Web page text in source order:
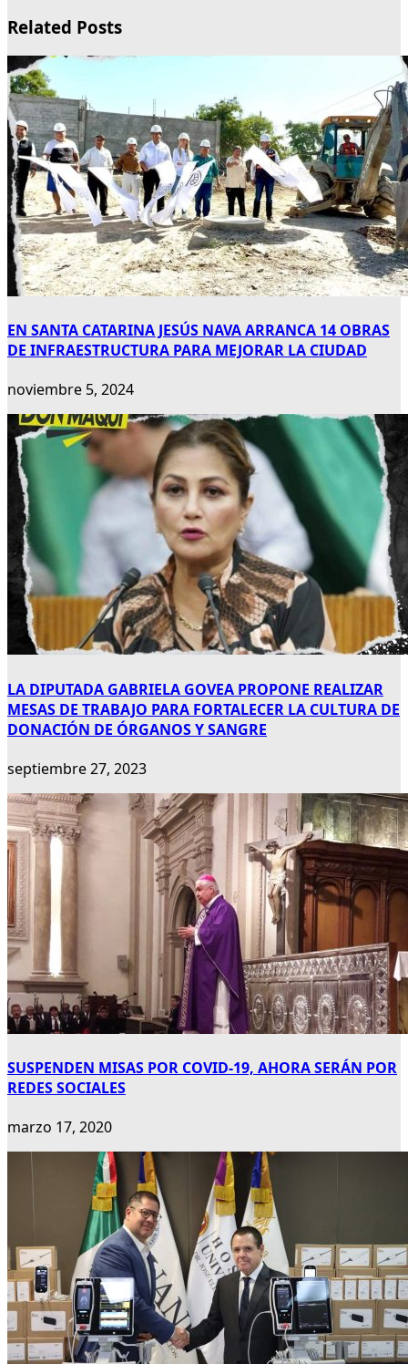
Related Posts
EN SANTA CATARINA JESÚS NAVA ARRANCA 14 OBRAS
DE INFRAESTRUCTURA PARA MEJORAR LA CIUDAD
noviembre 5, 2024
LA DIPUTADA GABRIELA GOVEA PROPONE REALIZAR
MESAS DE TRABAJO PARA FORTALECER LA CULTURA DE
DONACIÓN DE ÓRGANOS Y SANGRE
septiembre 27, 2023
SUSPENDEN MISAS POR COVID-19, AHORA SERÁN POR
REDES SOCIALES
marzo 17, 2020